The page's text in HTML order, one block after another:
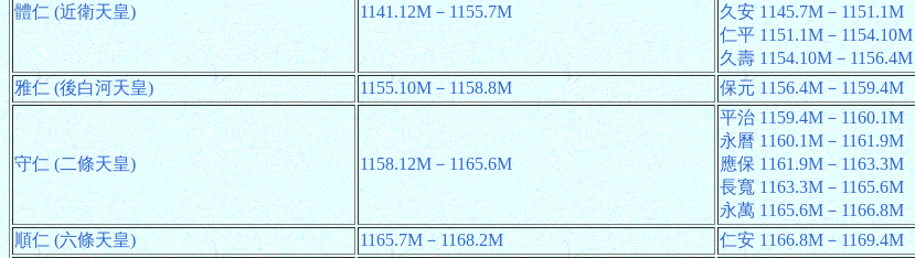
體仁 (近衛天皇) 1141.12M－1155.7M
久安 1145.7M－1151.1M
仁平 1151.1M－1154.10M
久壽 1154.10M－1156.4M
雅仁 (後白河天皇)
1155.10M－1158.8M 保元 1156.4M－1159.4M
守仁 (二條天皇) 1158.12M－1165.6M
平治 1159.4M－1160.1M
永曆 1160.1M－1161.9M
應保 1161.9M－1163.3M
長寬 1163.3M－1165.6M
永萬 1165.6M－1166.8M
順仁 (六條天皇)
1165.7M－1168.2M 仁安 1166.8M－1169.4M